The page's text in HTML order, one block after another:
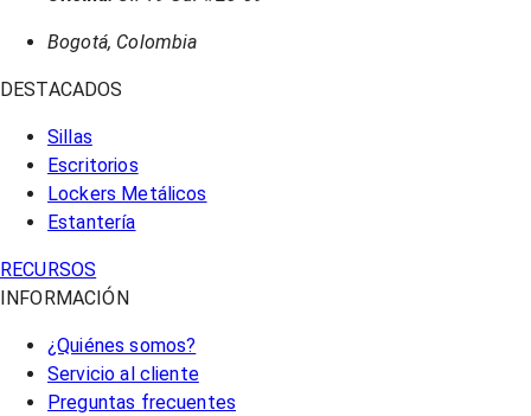
Bogotá, Colombia
DESTACADOS
Sillas
Escritorios
Lockers Metálicos
Estantería
RECURSOS
INFORMACIÓN
¿Quiénes somos?
Servicio al cliente
Preguntas frecuentes